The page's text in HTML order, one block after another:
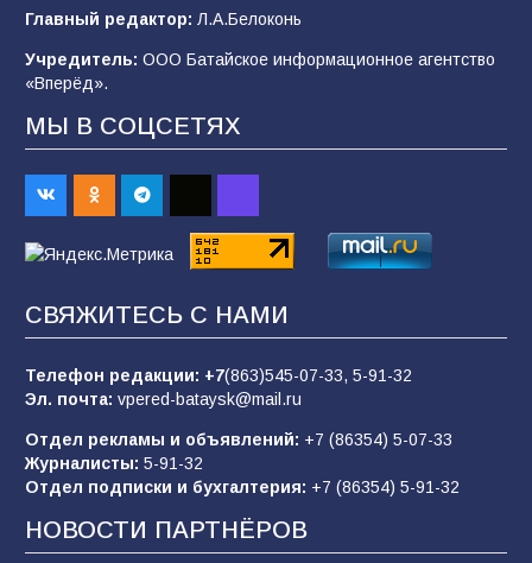
В Батайске продолжаются дорожные работы
«Мобилизация или набор?» Что на самом
деле происходит в армии России в августе
2026 года
91 03.08.2026
заявления о мобилизации — это
82 01.08.2026
«Слухами Москву не возьмёшь»: почему
заявления Киева о мобилизации — это
отчаяние, а не разведка
78 02.08.2026
Главный редактор: Л.А.Белоконь
Учредитель: ООО Батайское информационное агентство
«Вперёд».
МЫ В СОЦСЕТЯХ
СВЯЖИТЕСЬ С НАМИ
Телефон редакции: +7(863)545-07-33, 5-91-32
Эл. почта: vpered-bataysk@mail.ru
Отдел рекламы и объявлений: +7 (86354) 5-07-33
Журналисты: 5-91-32
Отдел подписки и бухгалтерия: +7 (86354) 5-91-32
НОВОСТИ ПАРТНЁРОВ